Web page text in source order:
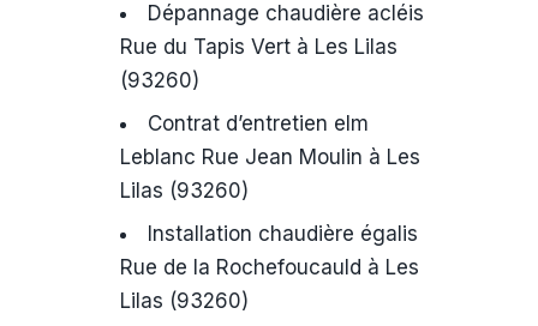
Dépannage chaudière acléis
Rue du Tapis Vert à Les Lilas
(93260)
Contrat d’entretien elm
Leblanc Rue Jean Moulin à Les
Lilas (93260)
Installation chaudière égalis
Rue de la Rochefoucauld à Les
Lilas (93260)